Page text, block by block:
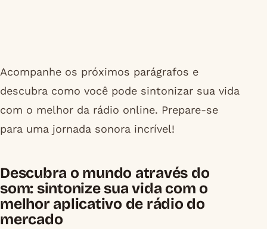
Acompanhe os próximos parágrafos e
descubra como você pode sintonizar sua vida
com o melhor da rádio online. Prepare-se
para uma jornada sonora incrível!
Descubra o mundo através do
som: sintonize sua vida com o
melhor aplicativo de rádio do
mercado